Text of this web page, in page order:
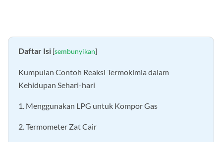
Daftar Isi [sembunyikan]
Kumpulan Contoh Reaksi Termokimia dalam
Kehidupan Sehari-hari
1. Menggunakan LPG untuk Kompor Gas
2. Termometer Zat Cair